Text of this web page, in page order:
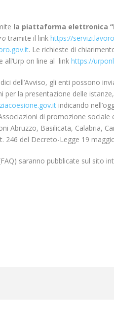
la piattaforma elettronica
tramite il link https://
. Le richieste di
on line al link https://
dell’Avviso, gli enti possono
per la presentazione delle
indicando
di promozione
Abruzzo, Basilicata, Calabria,
246 del Decreto-Legge 19
saranno pubblicate sul sito